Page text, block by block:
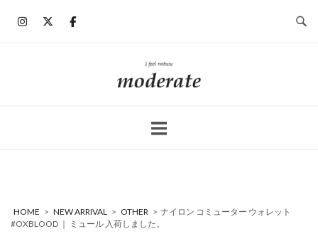
ホ
ー
HOME > NEW ARRIVAL > OTHER > ナイロン コミューター ウォレット
#OXBLOOD ｜ ミュール 入荷しました。